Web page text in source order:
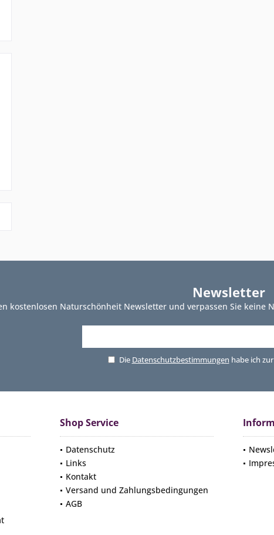
Newsletter
kostenlosen Naturschönheit Newsletter und verpassen Sie
Die Datenschutzbestimmungen habe ich
Shop Service
Datenschutz
Links
Kontakt
Versand und Zahlungsbedingungen
AGB